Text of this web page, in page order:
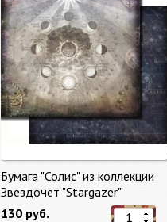
Бумага "Солис" из коллекции
Звездочет "Stargazer"
130 руб.